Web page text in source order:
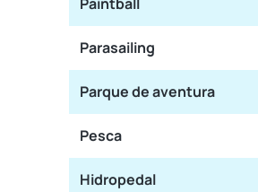
Parasailing
Parque de aventura
Pesca
Hidropedal